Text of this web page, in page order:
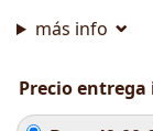
más info
Precio